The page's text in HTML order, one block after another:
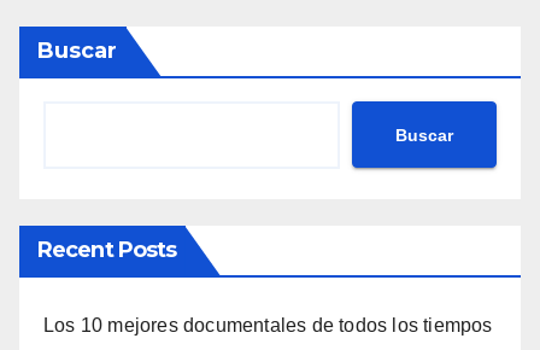
Buscar
Buscar
Recent Posts
Los 10 mejores documentales de todos los tiempos